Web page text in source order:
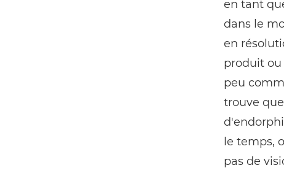
en tant
dans le
en
produit ou
peu
trouve
le temps,
pas de